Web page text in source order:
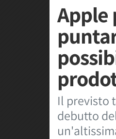
Apple
Il previsto
debutto